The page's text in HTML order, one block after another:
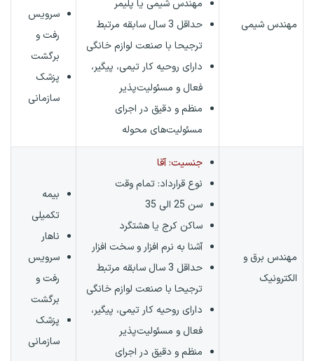
مهندس شیمی
مهندس شیمی یا پلیمر
حداقل 3 سال سابقه مرتبط
ترجیحا با صنعت لوازم خانگی
دارای روحیه کار تیمی، پیگیر،
فعال و مسئولیت‌پذیر
منظم و دقیق در اجرای
مسئولیت‌های محوله
سرویس
رفت و
برگشت
پزشک
سازمانی
مهندس برق و
الکترونیک
جنسیت: آقا
نوع قرارداد: تمام وقت
سن 25 الی 35
ساکن کرج یا هشتگرد
آشنا به نرم افزار و سخت افزار
حداقل 3 سال سابقه مرتبط
ترجیحا با صنعت لوازم خانگی
دارای روحیه کار تیمی، پیگیر،
فعال و مسئولیت‌پذیر
منظم و دقیق در اجرای
بیمه
تکمیلی
ناهار
سرویس
رفت و
برگشت
پزشک
سازمانی